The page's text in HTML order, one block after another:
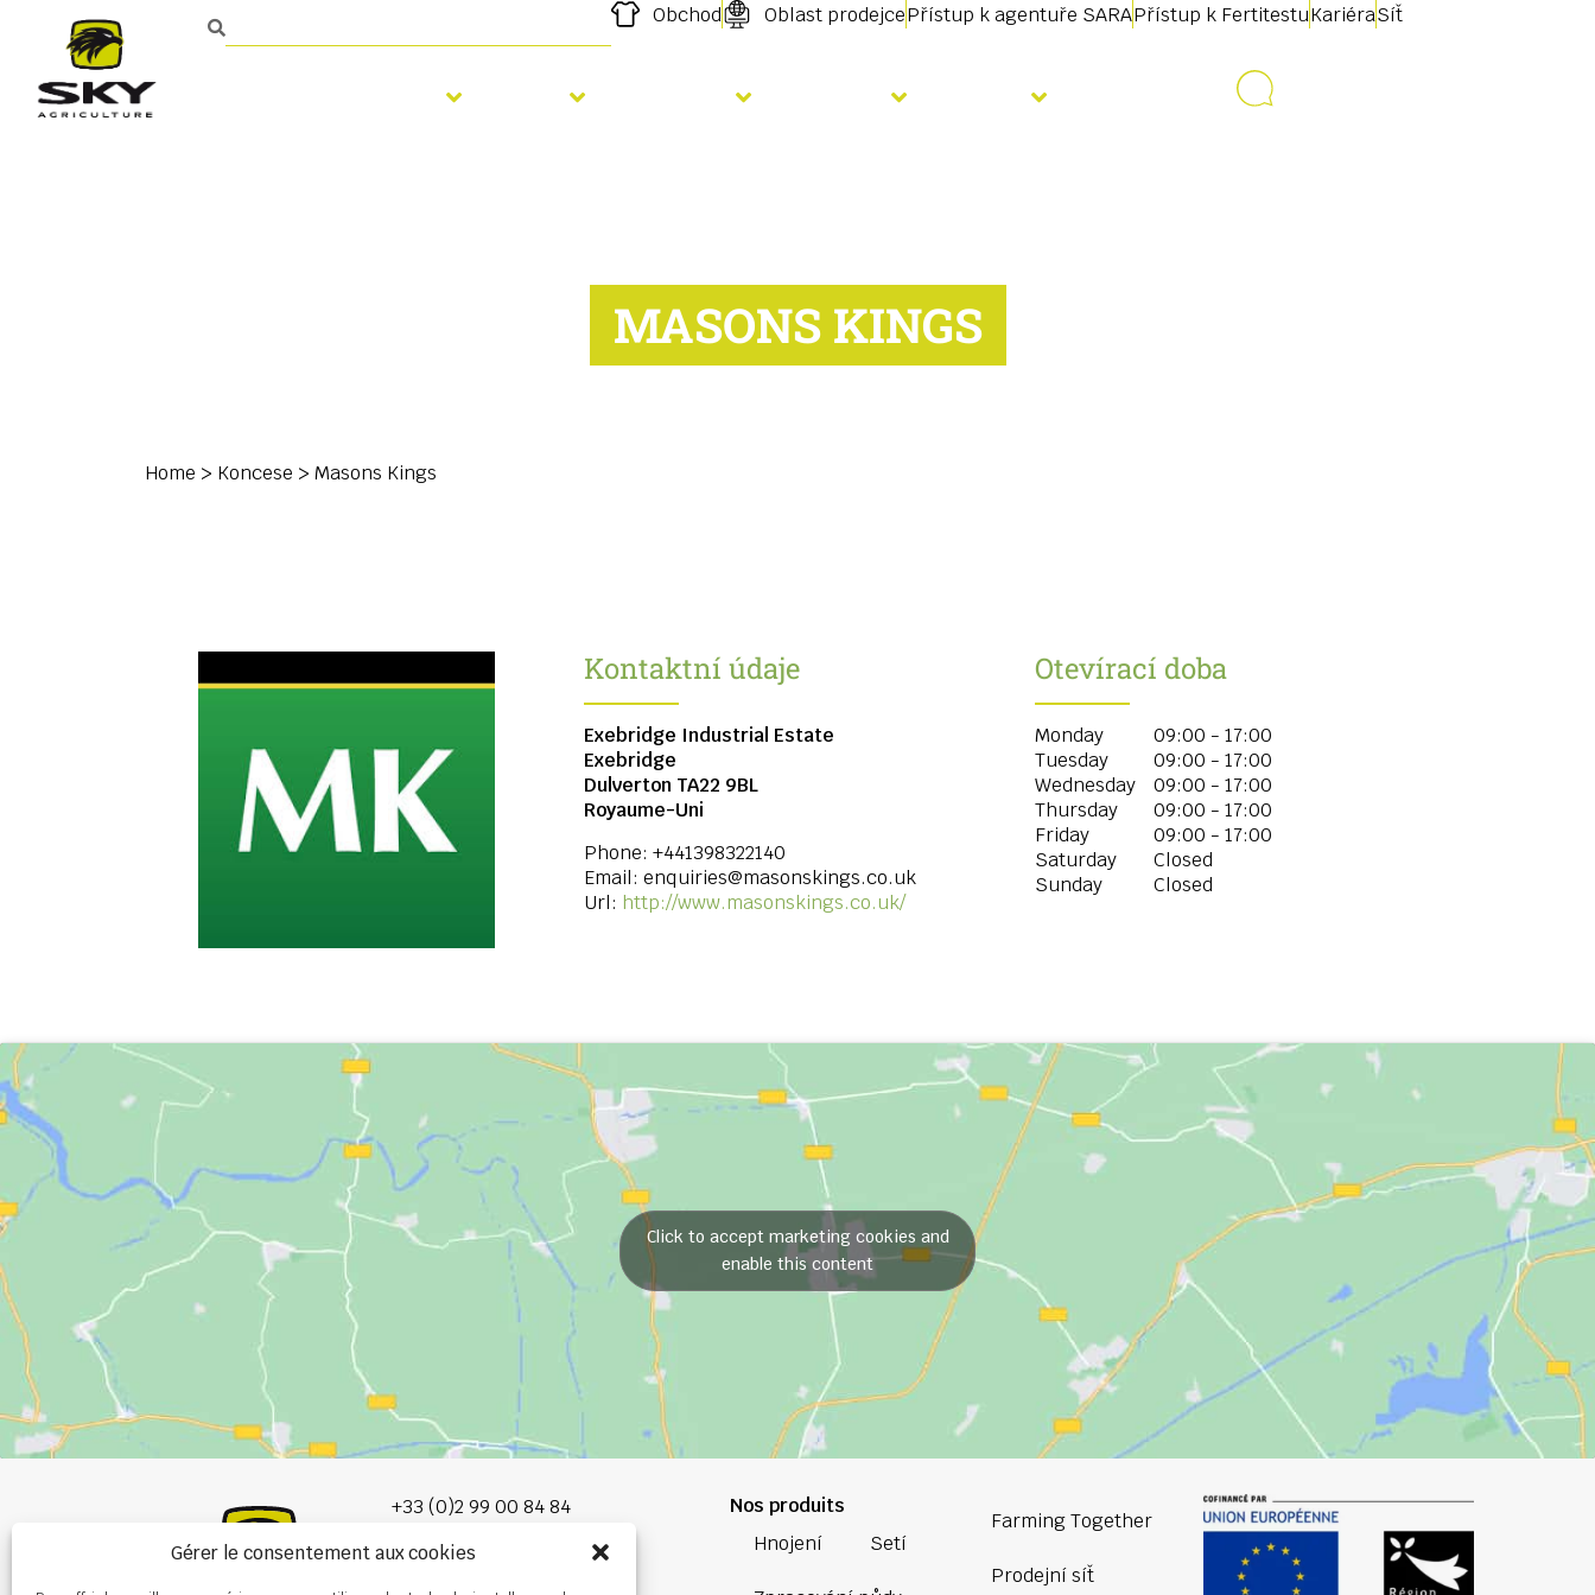
Gérer le consentement aux cookies
Obchod Oblast prodejcePřístup k agentuře SARAPřístup k FertitestuKariéraSíť
MASONS KINGS
Home > Koncese > Masons Kings
Kontaktní údaje
Exebridge Industrial Estate
Exebridge
Dulverton TA22 9BL
Royaume-Uni
Phone: +441398322140
Email: enquiries@masonskings.co.uk
Url: http://www.masonskings.co.uk/
Otevírací doba
Monday
09:00 - 17:00
Tuesday
09:00 - 17:00
Wednesday
09:00 - 17:00
Thursday
09:00 - 17:00
Friday
09:00 - 17:00
Saturday
Closed
Sunday
Closed
Click to accept marketing cookies and
enable this content
+33 (0)2 99 00 84 84
info@burel-group.com
Nos produits
Hnojení
Setí
Farming Together
Prodejní síť